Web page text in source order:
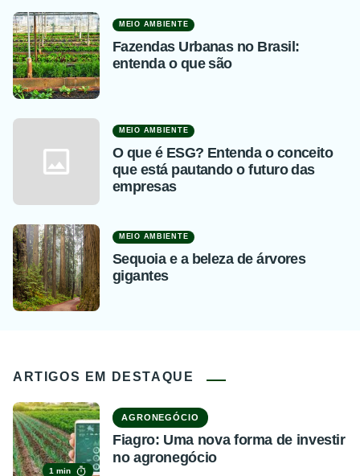
MEIO AMBIENTE
Fazendas Urbanas no Brasil:
entenda o que são
MEIO AMBIENTE
O que é ESG? Entenda o conceito
que está pautando o futuro das
empresas
MEIO AMBIENTE
Sequoia e a beleza de árvores
gigantes
ARTIGOS EM DESTAQUE
1 min
AGRONEGÓCIO
Fiagro: Uma nova forma de investir
no agronegócio